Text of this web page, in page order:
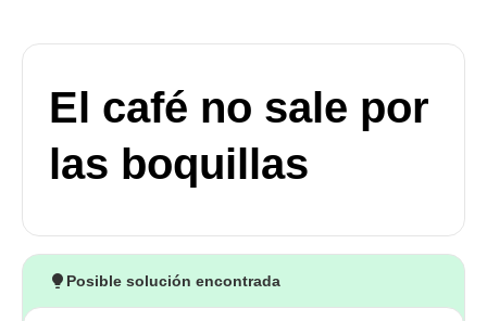
El café no sale por
las boquillas
Posible solución encontrada